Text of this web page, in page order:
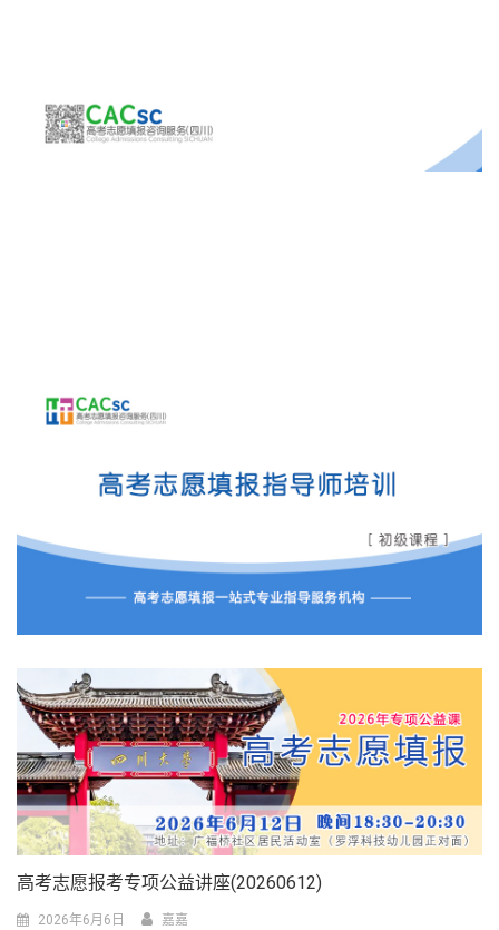
高考志愿报考专项公益讲座(20260612)
2026年6月6日 嘉嘉